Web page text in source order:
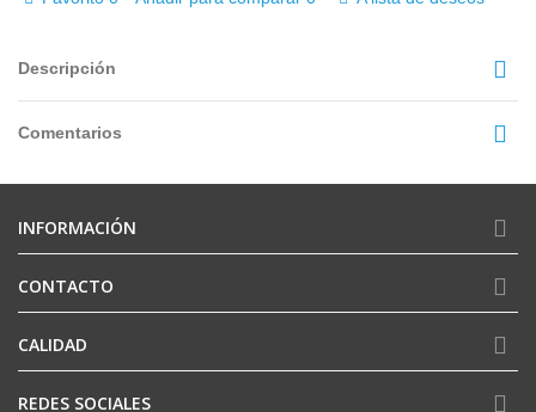
Descripción
Comentarios
INFORMACIÓN
CONTACTO
CALIDAD
REDES SOCIALES